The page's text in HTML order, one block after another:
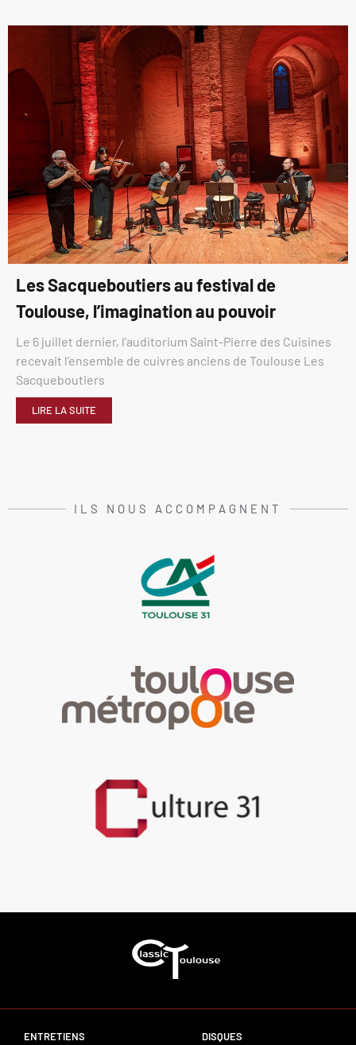
Les Sacqueboutiers au festival de
Toulouse, l’imagination au pouvoir
Le 6 juillet dernier, l’auditorium Saint-Pierre des Cuisines
recevait l’ensemble de cuivres anciens de Toulouse Les
Sacqueboutiers
LIRE LA SUITE
ILS NOUS ACCOMPAGNENT
ENTRETIENS DISQUES